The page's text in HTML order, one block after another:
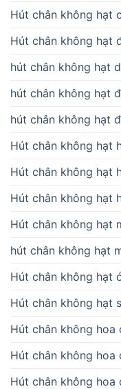
Hút chân không hạt
Hút chân không hạt
hút chân không hạt
hút chân không hạt
hút chân không hạt
Hút chân không hạt
Hút chân không hạt
Hút chân không hạt
Hút chân không hạt
hút chân không hạt
Hút chân không hạt
Hút chân không hạt
Hút chân không hoa
Hút chân không hoa
Hút chân không hoa